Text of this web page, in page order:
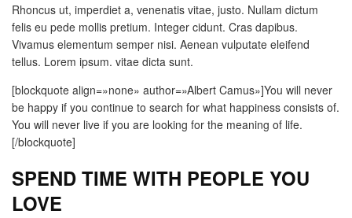
Rhoncus ut, imperdiet a, venenatis vitae, justo. Nullam dictum
felis eu pede mollis pretium. Integer cidunt. Cras dapibus.
Vivamus elementum semper nisi. Aenean vulputate eleifend
tellus. Lorem ipsum. vitae dicta sunt.
[blockquote align=»none» author=»Albert Camus»]You will never
be happy if you continue to search for what happiness consists of.
You will never live if you are looking for the meaning of life.
[/blockquote]
SPEND TIME WITH PEOPLE YOU
LOVE